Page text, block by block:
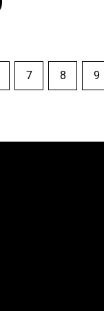
7 8 9